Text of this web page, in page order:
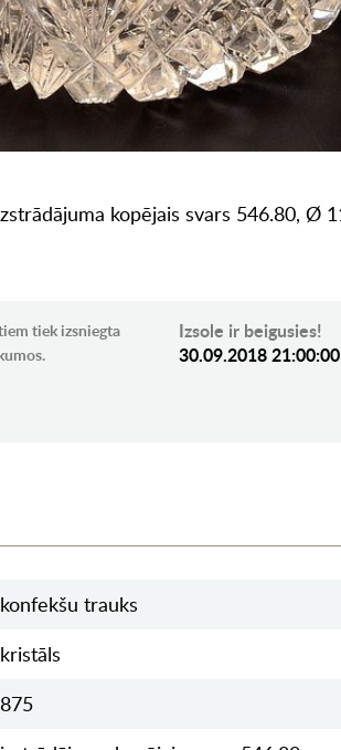
kopējais svars 546.80, Ø
tiek izsniegta
Izsole ir beigusies!
30.09.2018 21:00:00
konfekšu trauks
kristāls
875